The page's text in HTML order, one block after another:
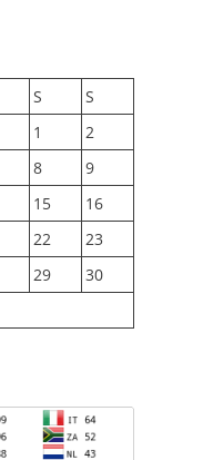
S
S
1
2
8
9
15
16
22
23
29
30